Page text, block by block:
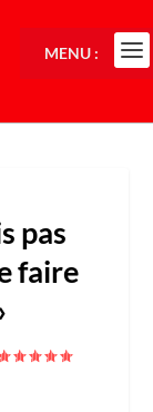
pas
faire
MENU :